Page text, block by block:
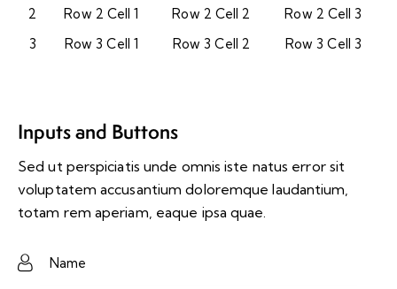
2
Row 2 Cell 1 Row 2 Cell 2
Row 2 Cell 3
3
Row 3 Cell 1 Row 3 Cell 2 Row 3 Cell 3
Inputs and Buttons
Sed ut perspiciatis unde omnis iste natus error sit
voluptatem accusantium doloremque laudantium,
totam rem aperiam, eaque ipsa quae.